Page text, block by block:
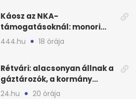
Káosz az NKA-
támogatásoknál: monori
civilek elszámolásai és
444.hu 18 órája
Rétvári: alacsonyan állnak a
gáztározók, a kormány
válságról válságra jut
24.hu 20 órája